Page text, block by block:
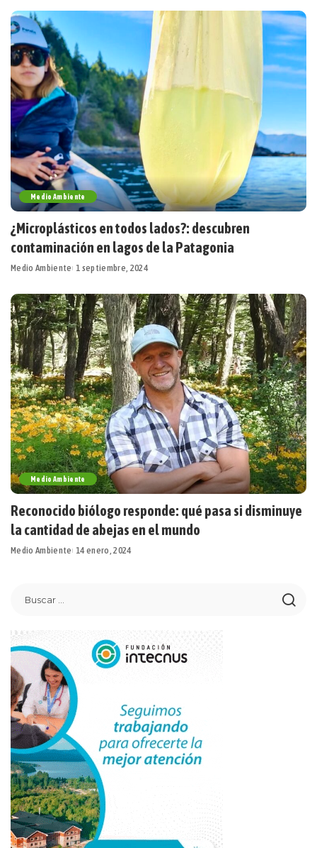
Medio Ambiente
¿Microplásticos en todos lados?: descubren
contaminación en lagos de la Patagonia
Medio Ambiente 1 septiembre, 2024
Medio Ambiente
Reconocido biólogo responde: qué pasa si disminuye
la cantidad de abejas en el mundo
Medio Ambiente 14 enero, 2024